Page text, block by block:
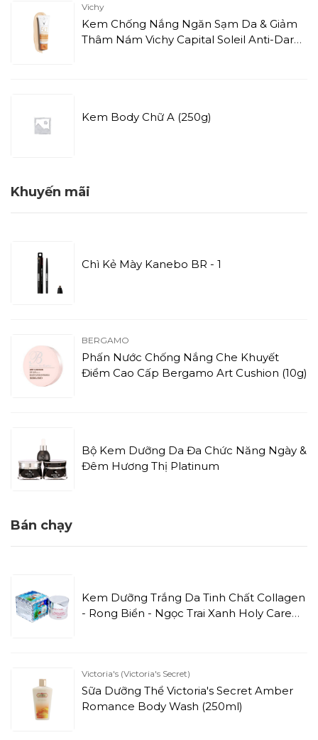
Vichy
Kem Chống Nắng Ngăn Sạm Da & Giảm
Thâm Nám Vichy Capital Soleil Anti-Dark
Kem Body Chữ A (250g)
Khuyến mãi
Chì Kẻ Mày Kanebo BR - 1
BERGAMO
Phấn Nước Chống Nắng Che Khuyết
Điểm Cao Cấp Bergamo Art Cushion (10g)
Bộ Kem Dưỡng Da Đa Chức Năng Ngày &
Đêm Hương Thị Platinum
Bán chạy
Kem Dưỡng Trắng Da Tinh Chất Collagen
- Rong Biển - Ngọc Trai Xanh Holy Care
Victoria's (Victoria's Secret)
Sữa Dưỡng Thể Victoria's Secret Amber
Romance Body Wash (250ml)